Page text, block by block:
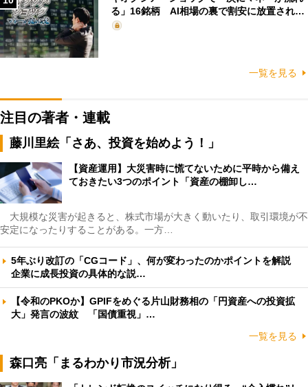
る」16銘柄 AI相場の裏で割安に放置され…
一覧を見る
注目の著者・連載
藤川里絵「さあ、投資を始めよう！」
【資産運用】大災害時に慌てないために平時から備え
ておきたい3つのポイント「資産の棚卸し…
大規模な災害が起きると、株式市場が大きく動いたり、取引環境が不
安定になったりすることがある。一方…
5年ぶり改訂の「CGコード」、何が変わったのかポイントを解説
企業に成長投資の具体的な説…
【令和のPKOか】GPIFをめぐる片山財務相の「円資産への投資拡
大」発言の波紋 「国債重視」…
一覧を見る
森口亮「まるわかり市況分析」